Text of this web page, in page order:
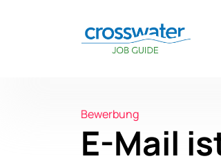
Bewerbung
E-Mail